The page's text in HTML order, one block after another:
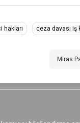
hakları ceza davası iş
Miras